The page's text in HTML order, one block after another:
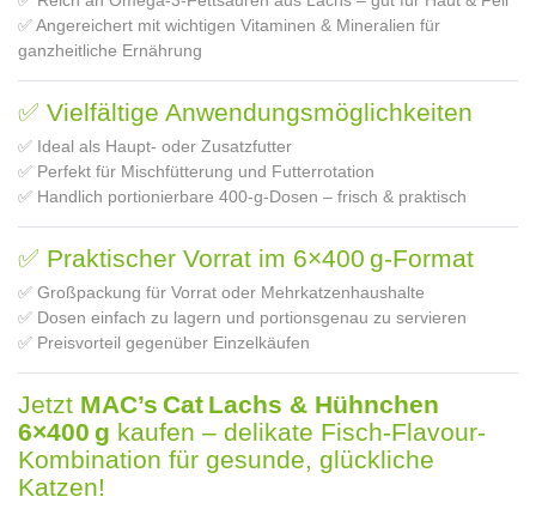
✅ Angereichert mit wichtigen Vitaminen & Mineralien für
ganzheitliche Ernährung
✅ Vielfältige Anwendungsmöglichkeiten
✅ Ideal als Haupt- oder Zusatzfutter
✅ Perfekt für Mischfütterung und Futterrotation
✅ Handlich portionierbare 400‑g‑Dosen – frisch & praktisch
✅ Praktischer Vorrat im 6×400 g-Format
✅ Großpackung für Vorrat oder Mehrkatzenhaushalte
✅ Dosen einfach zu lagern und portionsgenau zu servieren
✅ Preisvorteil gegenüber Einzelkäufen
Jetzt MAC’s Cat Lachs & Hühnchen
6×400 g kaufen – delikate Fisch-Flavour-
Kombination für gesunde, glückliche
Katzen!